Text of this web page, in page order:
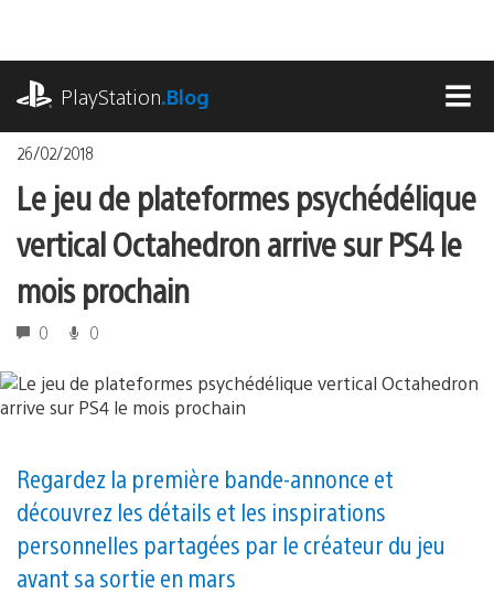
contenu
PlayStation.Blog
26/02/2018
Le jeu de plateformes psychédélique
vertical Octahedron arrive sur PS4 le
mois prochain
0 0
Regardez la première bande-annonce et
découvrez les détails et les inspirations
personnelles partagées par le créateur du jeu
avant sa sortie en mars